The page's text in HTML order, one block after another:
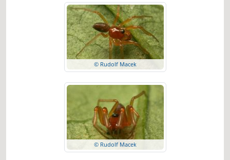
© Rudolf Macek
© Rudolf Macek